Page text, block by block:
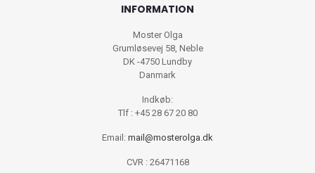
INFORMATION
Moster Olga
Grumløsevej 58, Neble
DK -4750 Lundby
Danmark
Indkøb:
Tlf : +45 28 67 20 80
Email: mail@mosterolga.dk
CVR : 26471168